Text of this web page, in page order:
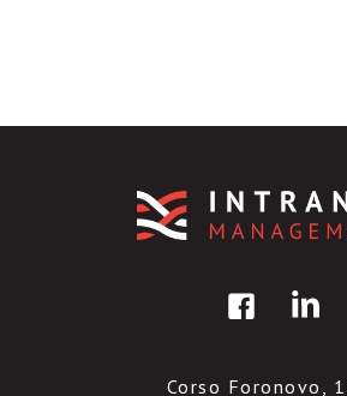
Corso Foronovo,